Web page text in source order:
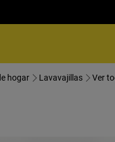
hogar Lavavajillas Ver